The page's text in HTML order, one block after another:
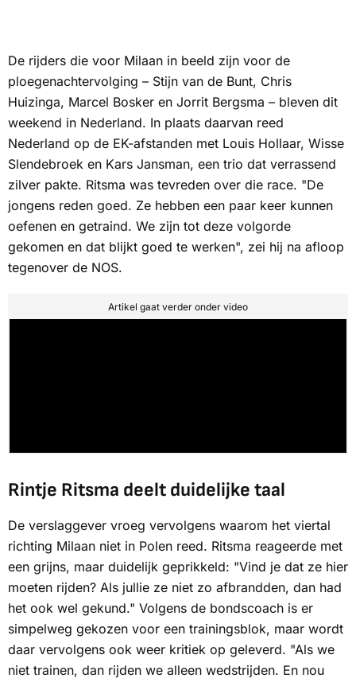
De rijders die voor Milaan in beeld zijn voor de
ploegenachtervolging – Stijn van de Bunt, Chris
Huizinga, Marcel Bosker en Jorrit Bergsma – bleven dit
weekend in Nederland. In plaats daarvan reed
Nederland op de EK-afstanden met Louis Hollaar, Wisse
Slendebroek en Kars Jansman, een trio dat verrassend
zilver pakte. Ritsma was tevreden over die race. "De
jongens reden goed. Ze hebben een paar keer kunnen
oefenen en getraind. We zijn tot deze volgorde
gekomen en dat blijkt goed te werken", zei hij na afloop
tegenover de NOS.
Artikel gaat verder onder video
Rintje Ritsma deelt duidelijke taal
De verslaggever vroeg vervolgens waarom het viertal
richting Milaan niet in Polen reed. Ritsma reageerde met
een grijns, maar duidelijk geprikkeld: "Vind je dat ze hier
moeten rijden? Als jullie ze niet zo afbrandden, dan had
het ook wel gekund." Volgens de bondscoach is er
simpelweg gekozen voor een trainingsblok, maar wordt
daar vervolgens ook weer kritiek op geleverd. "Als we
niet trainen, dan rijden we alleen wedstrijden. En nou